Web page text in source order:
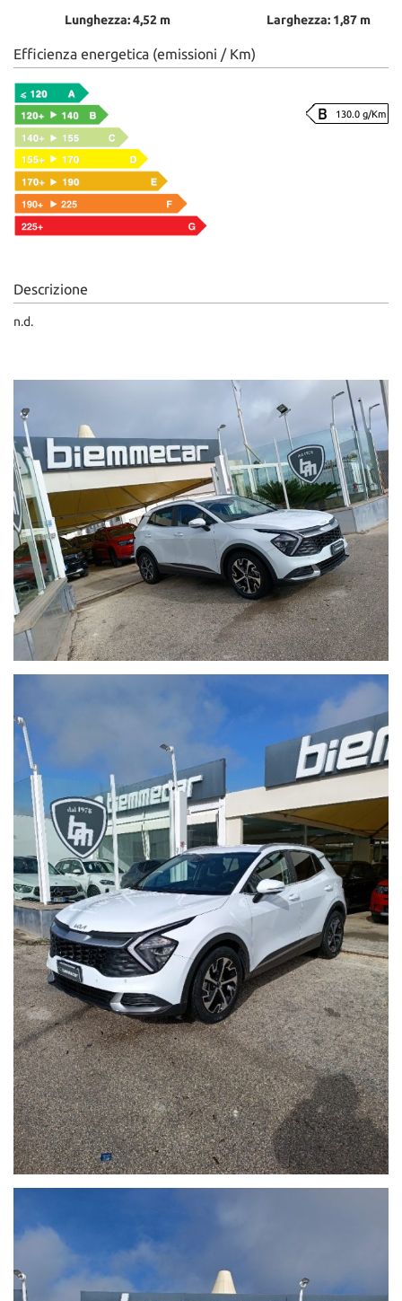
Lunghezza: 4,52 m Larghezza: 1,87 m
Efficienza energetica (emissioni / Km)
130.0 g/Km
Descrizione
n.d.